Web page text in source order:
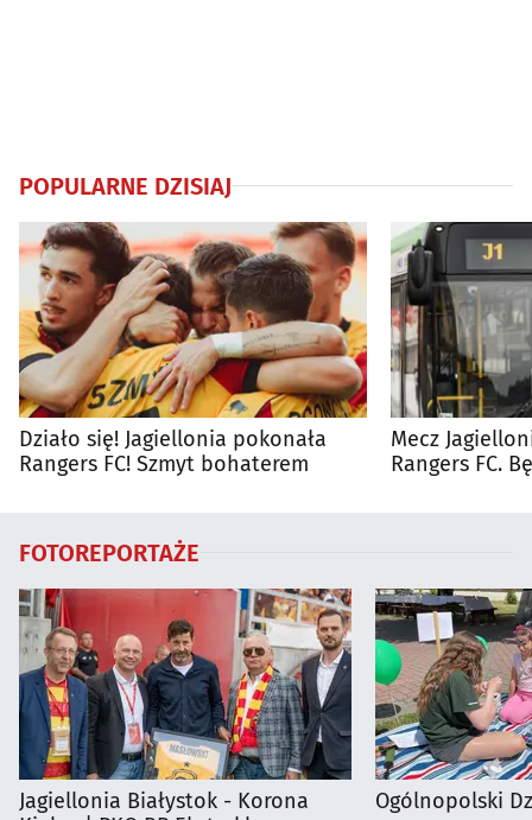
POPULARNE DZISIAJ
Działo się! Jagiellonia pokonała
Rangers FC! Szmyt bohaterem
Mecz
Rangers FC.
FOTOREPORTAŻE
Jagiellonia Białystok - Korona
Ogólnopolski